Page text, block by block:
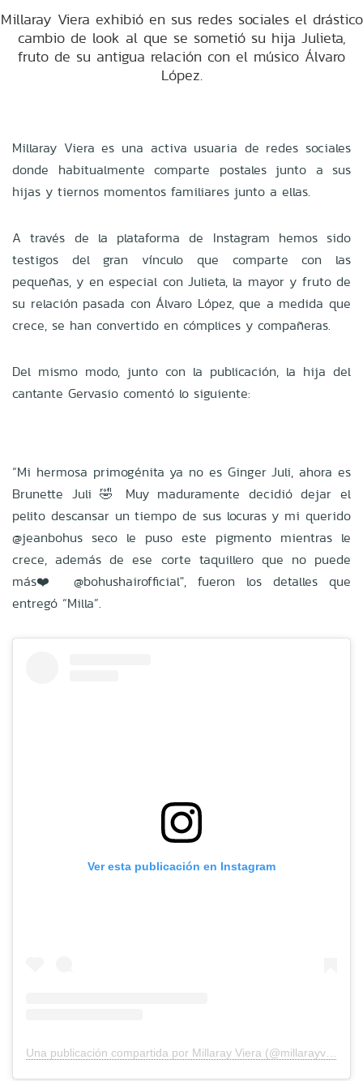
Millaray Viera exhibió en sus redes sociales el drástico
cambio de look al que se sometió su hija Julieta,
fruto de su antigua relación con el músico Álvaro
López.
Millaray Viera es una activa usuaria de redes sociales
donde habitualmente comparte postales junto a sus
hijas y tiernos momentos familiares junto a ellas.
A través de la plataforma de Instagram hemos sido
testigos del gran vínculo que comparte con las
pequeñas, y en especial con Julieta, la mayor y fruto de
su relación pasada con Álvaro López, que a medida que
crece, se han convertido en cómplices y compañeras.
Del mismo modo, junto con la publicación, la hija del
cantante Gervasio comentó lo siguiente:
“Mi hermosa primogénita ya no es Ginger Juli, ahora es
Brunette Juli 🤣 Muy maduramente decidió dejar el
pelito descansar un tiempo de sus locuras y mi querido
@jeanbohus seco le puso este pigmento mientras le
crece, además de ese corte taquillero que no puede
más❤️ @bohushairofficial", fueron los detalles que
entregó “Milla”.
Ver esta publicación en Instagram